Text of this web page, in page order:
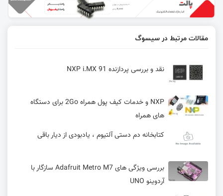
مقالات مرتبط در سیسوگ
نقد و بررسی پردازنده NXP i.MX 91
NXP و خدمات کیف پول همراه 2Go برای دستگاه
های همراه
کتابخانه دم دستی آلتیوم ، یادبودی از دیار باقی
بررسی ویژگی های Adafruit Metro M7 سازگار با
آردوینو UNO